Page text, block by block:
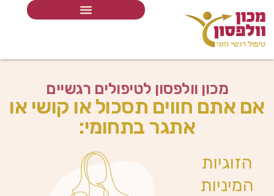
מכון וולפסון לטיפולים רגשיים
אם אתם חווים תסכול או קושי או
אתגר בתחומי:
הזוגיות
המיניות